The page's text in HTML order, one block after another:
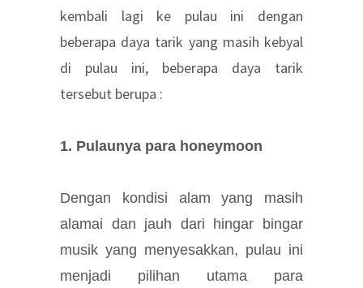
kembali lagi ke pulau ini dengan
beberapa daya tarik yang masih kebyal
di pulau ini, beberapa daya tarik
tersebut berupa :
1. Pulaunya para honeymoon
Dengan kondisi alam yang masih
alamai dan jauh dari hingar bingar
musik yang menyesakkan, pulau ini
menjadi pilihan utama para